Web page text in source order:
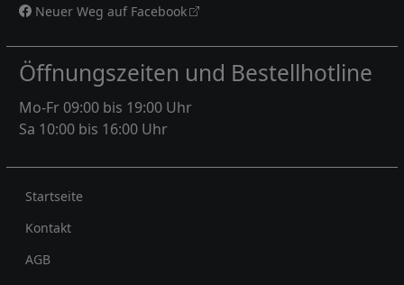
Neuer Weg auf Facebook
Öffnungszeiten und Bestellhotline
Mo-Fr 09:00 bis 19:00 Uhr
Sa 10:00 bis 16:00 Uhr
Rechtliches
Startseite
Kontakt
AGB